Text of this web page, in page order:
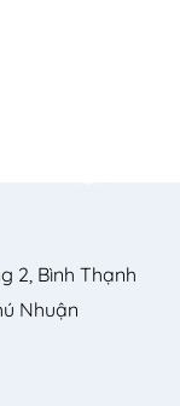
2, Bình Thạnh
Nhuận